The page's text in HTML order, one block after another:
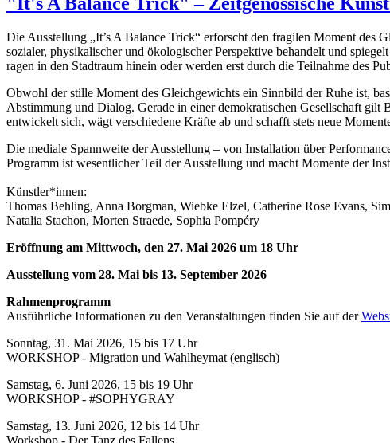
Die Ausstellung „It’s A Balance Trick“ erforscht den fragilen Moment des
sozialer, physikalischer und ökologischer Perspektive behandelt und
ragen in den Stadtraum hinein oder werden erst durch die Teilnahme des
Obwohl der stille Moment des Gleichgewichts ein Sinnbild der Ruhe ist,
Abstimmung und Dialog. Gerade in einer demokratischen Gesellschaft gilt
entwickelt sich, wägt verschiedene Kräfte ab und schafft stets neue
Die mediale Spannweite der Ausstellung – von Installation über
Programm ist wesentlicher Teil der Ausstellung und macht Momente der
Künstler*innen:
Thomas Behling, Anna Borgman, Wiebke Elzel, Catherine Rose Evans,
Natalia Stachon, Morten Straede, Sophia Pompéry
Eröffnung am Mittwoch, den 27. Mai 2026 um 18 Uhr
Ausstellung vom 28. Mai bis 13. September 2026
Rahmenprogramm
Ausführliche Informationen zu den Veranstaltungen finden Sie auf der
Sonntag, 31. Mai 2026, 15 bis 17 Uhr
WORKSHOP - Migration und Wahlheymat (englisch)
Samstag, 6. Juni 2026, 15 bis 19 Uhr
WORKSHOP - #SOPHYGRAY
Samstag, 13. Juni 2026, 12 bis 14 Uhr
Workshop - Der Tanz des Fallens